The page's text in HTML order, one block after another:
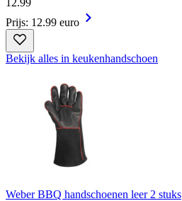
Prijs: 12.99 euro
Bekijk alles in keukenhandschoen
Weber BBQ handschoenen leer 2 stuks